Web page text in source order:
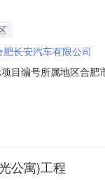
肥长安汽车有限公司
目编号所属地区合
交）人。现将具体情
公寓)工程